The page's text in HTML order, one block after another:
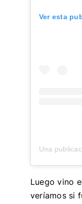
Ver esta
Luego vino
veríamos si